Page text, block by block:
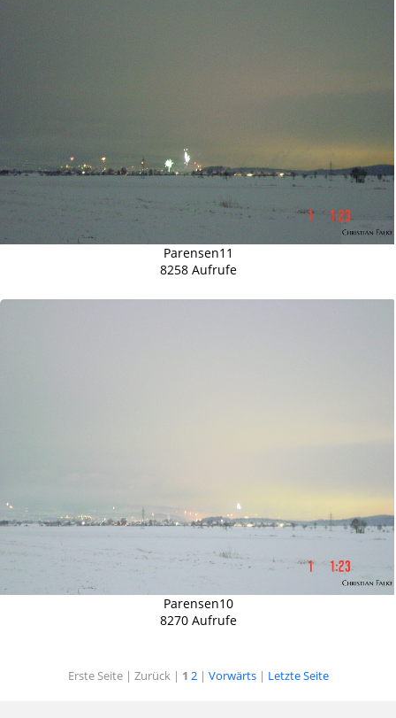
Parensen11
8258 Aufrufe
Parensen10
8270 Aufrufe
Erste Seite | Zurück | 1 2 | Vorwärts | Letzte Seite